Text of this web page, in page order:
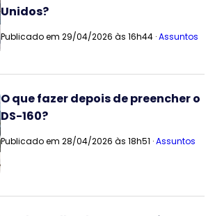
Unidos?
Publicado em 29/04/2026 às 16h44 ·Assuntos
O que fazer depois de preencher o
DS-160?
Publicado em 28/04/2026 às 18h51 ·Assuntos